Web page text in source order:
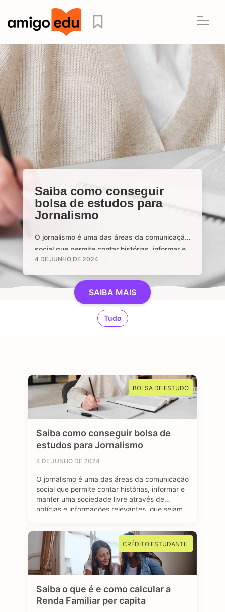
Saiba como conseguir
bolsa de estudos para
Jornalismo
O jornalismo é uma das áreas da comunicação
social que permite contar histórias, informar e
manter uma sociedade livre através de
notícias e informações relevantes, que sejam
de interesse público e, sobretudo, impactem a
vida das pessoas. Se você é curioso, tem
aptidão em investigar, checar fatos e dados,
se sente atraído por essa profissão …
4 DE JUNHO DE 2024
SAIBA MAIS
Tudo
BOLSA DE ESTUDO
Saiba como conseguir bolsa de
estudos para Jornalismo
4 DE JUNHO DE 2024
O jornalismo é uma das áreas da comunicação
social que permite contar histórias, informar e
manter uma sociedade livre através de
notícias e informações relevantes, que sejam
vida das pessoas. Se você é curioso, tem
aptidão em investigar, checar fatos e dados,
se sente atraído por essa profissão …
CRÉDITO ESTUDANTIL
Saiba o que é e como calcular a
Renda Familiar per capita